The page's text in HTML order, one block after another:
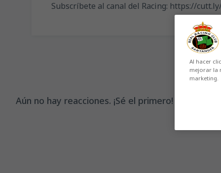
Subscríbete al canal del Racing: https://
Aún no hay reacciones. ¡Sé el primero!
Al hacer
mejorar la
marketing.